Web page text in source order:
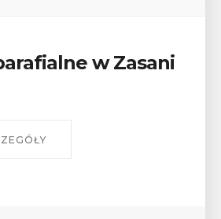
Wykład „Jak zdobyć
W środę 12 sierpnia o godz. 17 w